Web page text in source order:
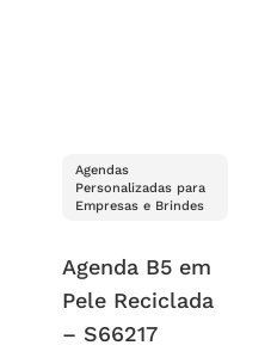
Agendas
Personalizadas para
Empresas e Brindes
Agenda B5 em
Pele Reciclada
– S66217